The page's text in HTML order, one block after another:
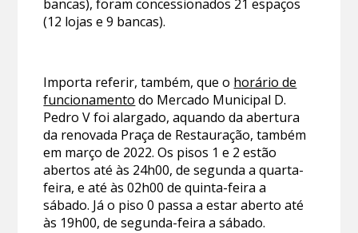
bancas), foram concessionados 21 espaços
(12 lojas e 9 bancas).
Importa referir, também, que o horário de
funcionamento do Mercado Municipal D.
Pedro V foi alargado, aquando da abertura
da renovada Praça de Restauração, também
em março de 2022. Os pisos 1 e 2 estão
abertos até às 24h00, de segunda a quarta-
feira, e até às 02h00 de quinta-feira a
sábado. Já o piso 0 passa a estar aberto até
às 19h00, de segunda-feira a sábado.